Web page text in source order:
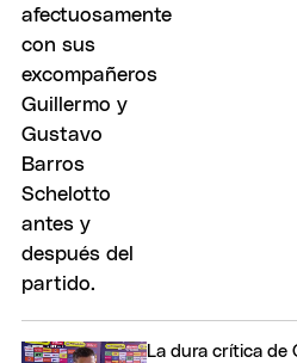
La dura crítica de